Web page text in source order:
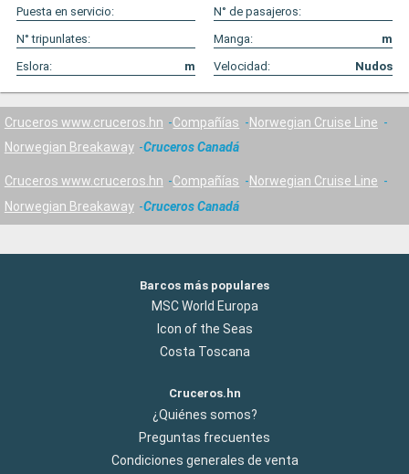
Puesta en servicio:
N° de pasajeros:
N° tripunlates:
Manga:
m
Eslora:
m Velocidad: Nudos
Cruceros www.cruceros.hn Compañías
Norwegian Cruise Line
Norwegian Breakaway
Cruceros Canadá
Cruceros www.cruceros.hn Compañías
Norwegian Cruise Line
Norwegian Breakaway
Cruceros Canadá
Barcos más populares
MSC World Europa
Icon of the Seas
Costa Toscana
Cruceros.hn
¿Quiénes somos?
Preguntas frecuentes
Condiciones generales de venta